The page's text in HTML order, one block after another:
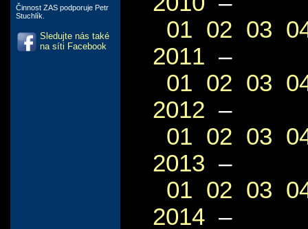
Činnost ZAS podporuje Petr
Stuchlík.
Sledujte nás také
na síti Facebook
01 02 03
2011 –
01 02 03
2012 –
01 02 03
2013 –
01 02 03
2014 –